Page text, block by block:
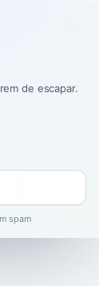
de escapar.
spam